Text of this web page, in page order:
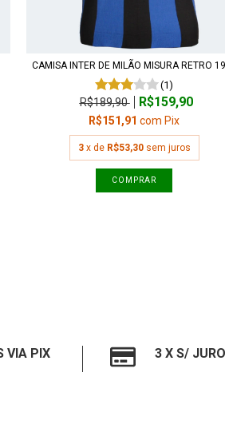
CAMISA INTER DE MILÃO MISURA RETRO
(1)
R$189,90 R$159,90
R$151,91 com Pix
3 x de R$53,30 sem juros
COMPRAR
VIA PIX 3 X S/